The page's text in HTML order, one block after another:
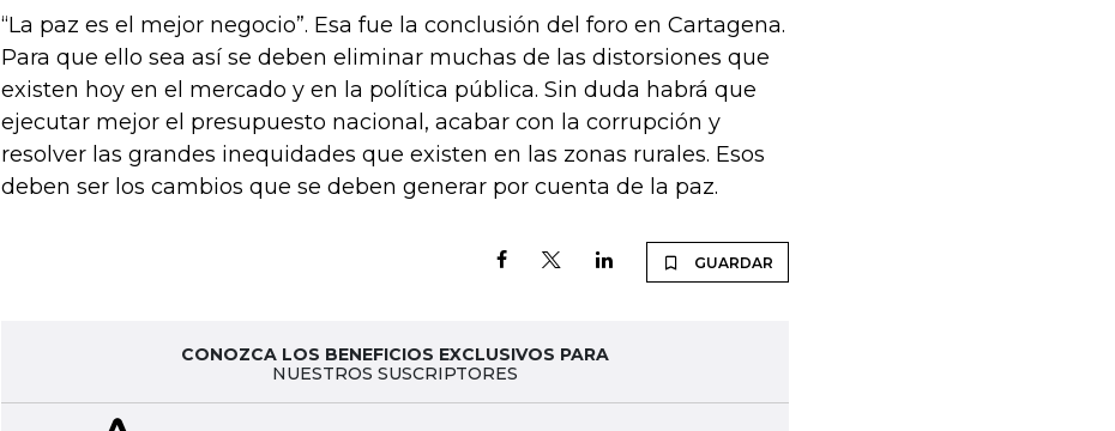
“La paz es el mejor negocio”. Esa fue la conclusión del foro en Cartagena.
Para que ello sea así se deben eliminar muchas de las distorsiones que
existen hoy en el mercado y en la política pública. Sin duda habrá que
ejecutar mejor el presupuesto nacional, acabar con la corrupción y
resolver las grandes inequidades que existen en las zonas rurales. Esos
deben ser los cambios que se deben generar por cuenta de la paz.
GUARDAR
CONOZCA LOS BENEFICIOS EXCLUSIVOS PARA
NUESTROS SUSCRIPTORES